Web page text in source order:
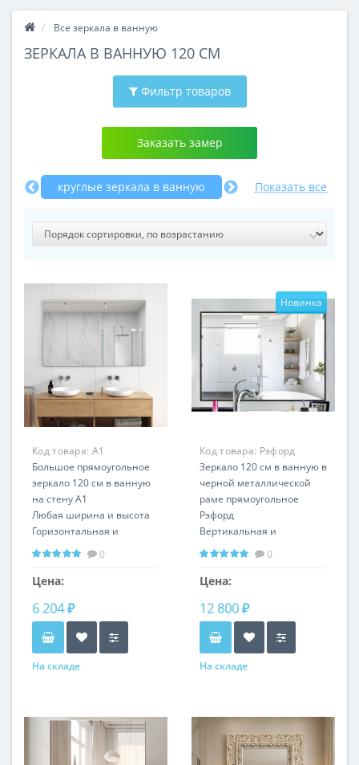
Все зеркала в ванную
ЗЕРКАЛА В ВАННУЮ 120 СМ
Фильтр товаров
Заказать замер
круглые зеркала в ванную в раме
Показать все
Код товара: А1
Большое прямоугольное
зеркало 120 см в ванную
на стену А1
Любая ширина и высота
Горизонтальная и
вертикальная установка
0
Цена:
6 204 ₽
На складе
Новинка
Код товара: Рэфорд
RS18096
Зеркало 120 см в ванную в
черной металлической
раме прямоугольное
Рэфорд
Вертикальная и
горизонтальная
установка Любой размер
и цвет рамы
0
Цена:
12 800 ₽
На складе